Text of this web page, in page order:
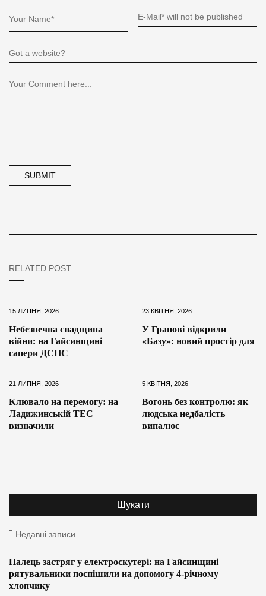
RELATED POST
15 ЛИПНЯ, 2026
Небезпечна спадщина
війни: на Гайсинщині
сапери ДСНС
23 КВІТНЯ, 2026
У Гранові відкрили
«Базу»: новий простір для
21 ЛИПНЯ, 2026
Клювало на перемогу: на
Ладижинській ТЕС
визначили
5 КВІТНЯ, 2026
Вогонь без контролю: як
людська недбалість
випалює
Недавні записи
Палець застряг у електроскутері: на Гайсинщині
рятувальники поспішили на допомогу 4-річному
хлопчику